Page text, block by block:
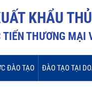
KHẨU
THƯƠNG MẠI
ĐÀO TẠO ĐÀO TẠO TẠI